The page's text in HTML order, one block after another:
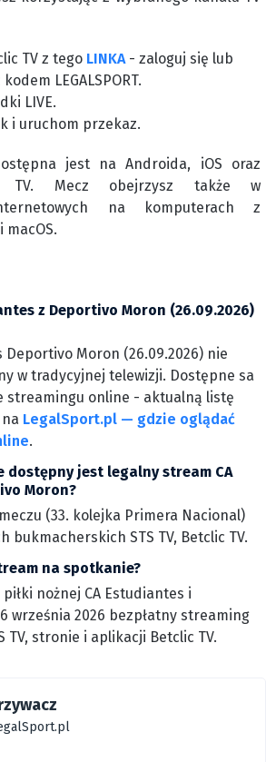
TV z tego LINKA- zaloguj się lub
LEGALSPORT.
LIVE.
i uruchom przekaz.
jest na Androida, iOS oraz
TV. Mecz obejrzysz także w
na komputerach z
macOS.
z Deportivo Moron (26.09.2026)
Deportivo Moron (26.09.2026) nie
w tradycyjnej telewizji. Dostępne sa
streamingu online - aktualną listę
LegalSport.pl — gdzie oglądać
.
jest legalny stream CA
Moron?
(33. kolejka Primera Nacional)
bukmacherskich STS TV, Betclic TV.
na spotkanie?
nożnej CA Estudiantes i
września 2026 bezpłatny streaming
TV, stronie i aplikacji Betclic TV.